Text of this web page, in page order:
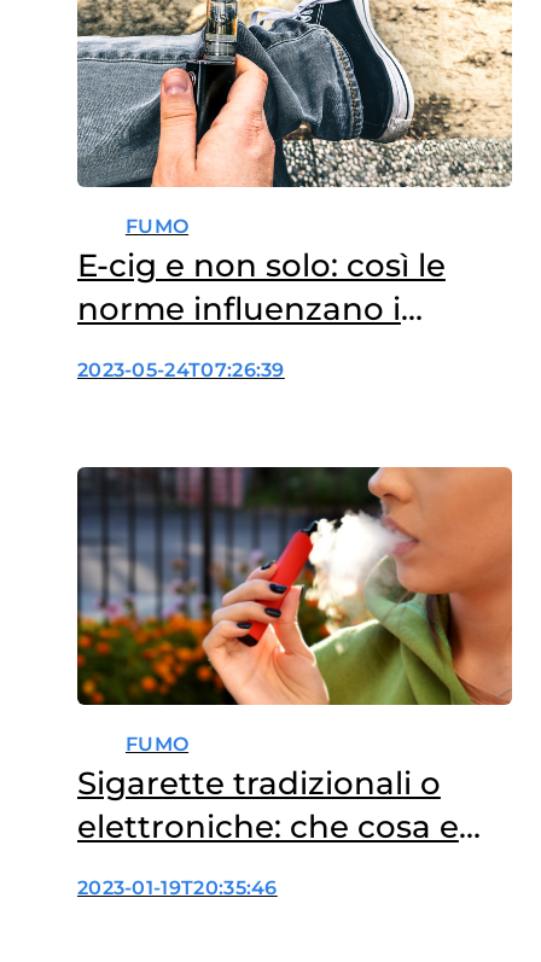
FUMO
E-cig e non solo: così le
norme influenzano i
consumi dei ragazzi
2023-05-24T07:26:39
FUMO
Sigarette tradizionali o
elettroniche: che cosa e
quanto fumano i giovani?
2023-01-19T20:35:46